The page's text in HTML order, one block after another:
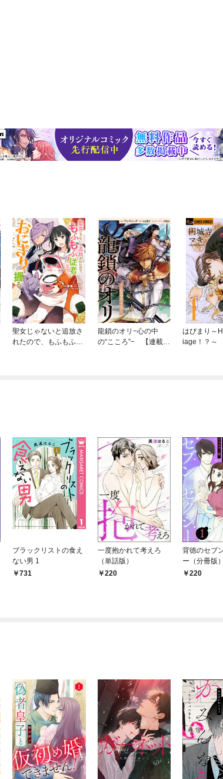
聖女じゃないと追放さ
れたので、もふもふ従
龍鎖のオリ−心の中
の“こころ”− 【連載
はぴまり～
iage！？～
ブラックリストの食え
ない男 1
731
一度抱かれて考えろ
（単話版）
220
背徳のセブ
ー（分冊版
ター版＞ 【
220